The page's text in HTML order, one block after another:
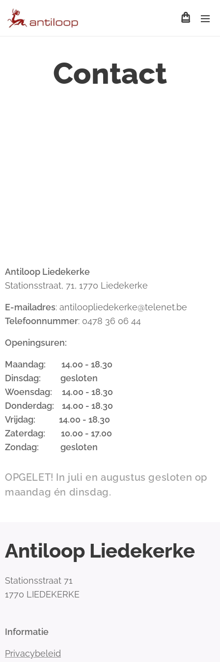
Contact
Antiloop Liedekerke
Stationsstraat, 71, 1770 Liedekerke
E-mailadres: antiloopliedekerke@telenet.be
Telefoonnummer: 0478 36 06 44
Openingsuren:
Maandag: 14.00 - 18.30
Dinsdag: gesloten
Woensdag: 14.00 - 18.30
Donderdag: 14.00 - 18.30
Vrijdag: 14.00 - 18.30
Zaterdag: 10.00 - 17.00
Zondag: gesloten
OPGELET! In juli en augustus gesloten op
maandag én dinsdag.
Antiloop Liedekerke
Stationsstraat 71
1770 LIEDEKERKE
Informatie
Privacybeleid